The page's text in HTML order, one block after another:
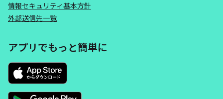
情報セキュリティ基本方針
外部送信先一覧
アプリでもっと簡単に